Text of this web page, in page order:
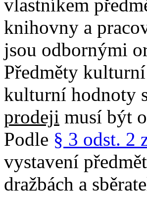
vlastníkem
knihovny a
jsou odbornými
Předměty
kulturní hodnoty
prodeji musí být
Podle § 3 odst. 2
vystavení
dražbách a